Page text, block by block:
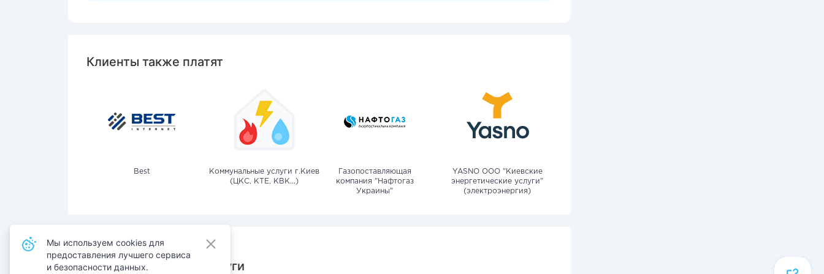
Клиенты также платят
Best
Коммунальные услуги г.Киев
(ЦКС, КТЕ, КВК...)
Газопоставляющая
компания "Нафтогаз
Украины"
YASNO OOO "Киевские
энергетические услуги"
(электроэнергия)
Также оплачивают услуги
Мы используем cookies для
предоставления лучшего сервиса
и безопасности данных.